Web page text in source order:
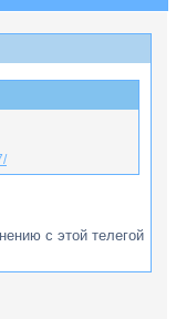
с этой телегой